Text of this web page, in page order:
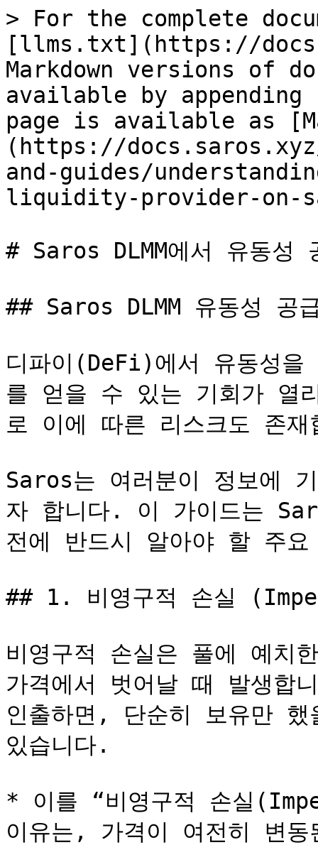
> For the complete
[llms.txt](https://
Markdown versions of
available by
page is available as
(https://
and-guides/
liquidity-provider-on-
# Saros DLMM에서 유동성
## Saros DLMM 유동성 공
디파이(DeFi)에서 유동성을
를 얻을 수 있는 기회가 열
로 이에 따른 리스크도 존재
Saros는 여러분이 정보에
자 합니다. 이 가이드는
전에 반드시 알아야 할 주
## 1. 비영구적 손실
비영구적 손실은 풀에 예치
가격에서 벗어날 때 발생합
인출하면, 단순히 보유만
있습니다.
* 이를 “비영구적 손실
이유는, 가격이 여전히 변